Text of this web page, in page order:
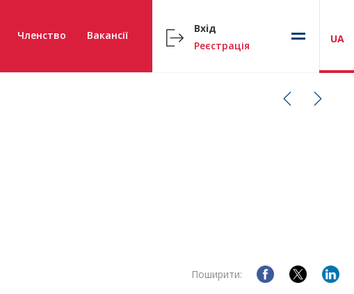
Членство Вакансії
Вхід
Реєстрація
UA
Поширити: